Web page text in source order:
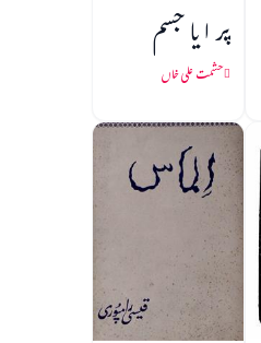
پر ا یا جسم
حشمت علی خاں